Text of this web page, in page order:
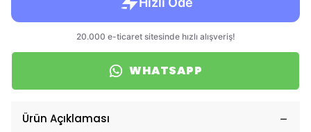
WHATSAPP
Ürün Açıklaması